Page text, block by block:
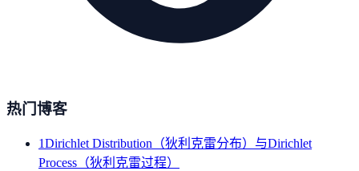
热门博客
1Dirichlet Distribution（狄利克雷分布）与Dirichlet
Process（狄利克雷过程）